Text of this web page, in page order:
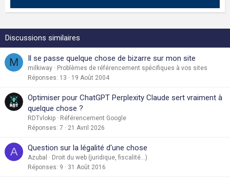
Discussions similaires
M Il se passe quelque chose de bizarre sur mon site
milkiway
Problèmes de référencement spécifiques à vos sites
Réponses 13 19 Août 2004
Optimiser pour ChatGPT Perplexity Claude sert vraiment à
quelque chose ?
RDTvlokip
Référencement Google
Réponses 7 21 Avril 2026
A Question sur la légalité d'une chose
Azubal
Droit du web (juridique, fiscalité...)
Réponses 9 31 Août 2016